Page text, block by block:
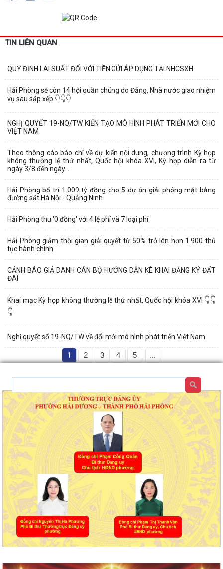
TIN LIÊN QUAN
QUY ĐỊNH LÃI SUẤT ĐỐI VỚI TIỀN GỬI ÁP DỤNG TẠI NHCSXH
Hải Phòng sẽ còn 14 hội quần chúng do Đảng, Nhà nước giao nhiệm
vụ sau sắp xếp 👇👇👇
NGHỊ QUYẾT 19-NQ/TW KIẾN TẠO MÔ HÌNH PHÁT TRIỂN MỚI CHO
VIỆT NAM
Theo thông cáo báo chí về dự kiến nội dung, chương trình Kỳ họp
không thường lệ thứ nhất, Quốc hội khóa XVI, Kỳ họp diễn ra từ
ngày 3/8 đến ngày...
Hải Phòng bố trí 1.009 tỷ đồng cho 5 dự án giải phóng mặt bằng
đường sắt Hà Nội - Quảng Ninh
Hải Phòng thu '0 đồng' với 4 lệ phí và 7 loại phí
Hải Phòng giảm thời gian giải quyết từ 50% trở lên hơn 1.900 thủ
tục hành chính
CẢNH BÁO GIẢ DANH CÁN BỘ HƯỚNG DẪN KÊ KHAI ĐĂNG KÝ ĐẤT
ĐAI
Khai mạc Kỳ họp không thường lệ thứ nhất, Quốc hội khóa XVI 👇👇
👇
Nghị quyết số 19-NQ/TW về đổi mới mô hình phát triển Việt Nam
1 2 3 4 5 ...